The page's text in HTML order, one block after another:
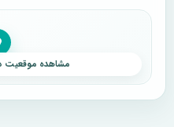
مشاهده موقعیت